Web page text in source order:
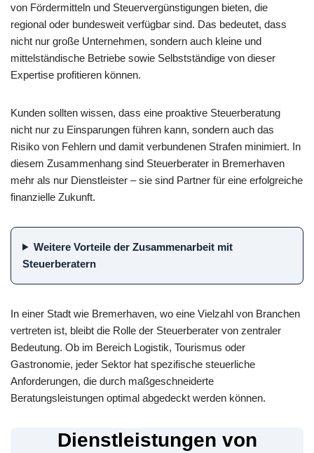
von Fördermitteln und Steuervergünstigungen bieten, die
regional oder bundesweit verfügbar sind. Das bedeutet, dass
nicht nur große Unternehmen, sondern auch kleine und
mittelständische Betriebe sowie Selbstständige von dieser
Expertise profitieren können.
Kunden sollten wissen, dass eine proaktive Steuerberatung
nicht nur zu Einsparungen führen kann, sondern auch das
Risiko von Fehlern und damit verbundenen Strafen minimiert. In
diesem Zusammenhang sind Steuerberater in Bremerhaven
mehr als nur Dienstleister – sie sind Partner für eine erfolgreiche
finanzielle Zukunft.
Weitere Vorteile der Zusammenarbeit mit
Steuerberatern
In einer Stadt wie Bremerhaven, wo eine Vielzahl von Branchen
vertreten ist, bleibt die Rolle der Steuerberater von zentraler
Bedeutung. Ob im Bereich Logistik, Tourismus oder
Gastronomie, jeder Sektor hat spezifische steuerliche
Anforderungen, die durch maßgeschneiderte
Beratungsleistungen optimal abgedeckt werden können.
Dienstleistungen von